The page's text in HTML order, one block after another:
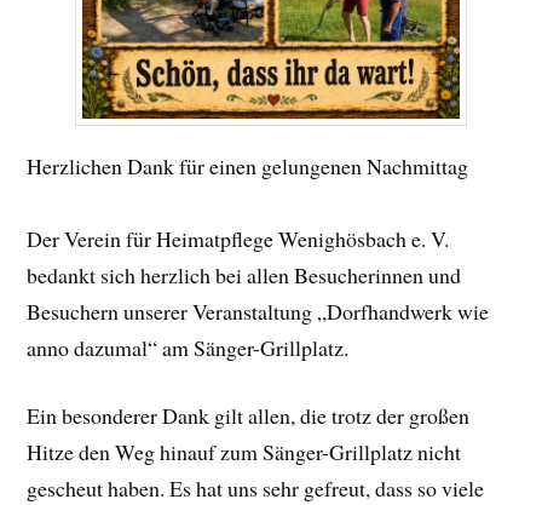
Herzlichen Dank für einen gelungenen Nachmittag
Der Verein für Heimatpflege Wenighösbach e. V.
bedankt sich herzlich bei allen Besucherinnen und
Besuchern unserer Veranstaltung „Dorfhandwerk wie
anno dazumal“ am Sänger-Grillplatz.
Ein besonderer Dank gilt allen, die trotz der großen
Hitze den Weg hinauf zum Sänger-Grillplatz nicht
gescheut haben. Es hat uns sehr gefreut, dass so viele